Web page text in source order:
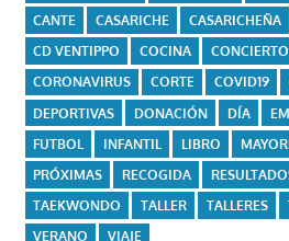
CANTE
CASARICHE CASARICHEÑA
CD VENTIPPO
COCINA CONCIERTO
CORONAVIRUS
CORTE COVID19
DEPORTIVAS
DONACIÓN DÍA
FUTBOL
INFANTIL LIBRO
PRÓXIMAS
RECOGIDA
TAEKWONDO
TALLER TALLERES
VERANO
VIAJE